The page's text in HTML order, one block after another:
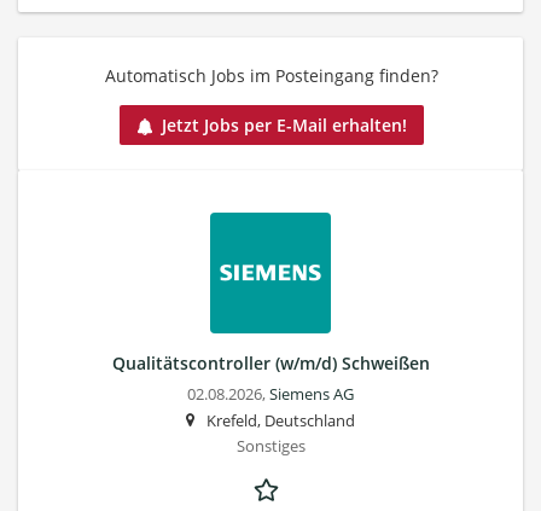
Automatisch Jobs im Posteingang finden?
Jetzt Jobs per E-Mail erhalten!
Qualitätscontroller (w/m/d) Schweißen
02.08.2026,Siemens AG
Krefeld, Deutschland
Sonstiges